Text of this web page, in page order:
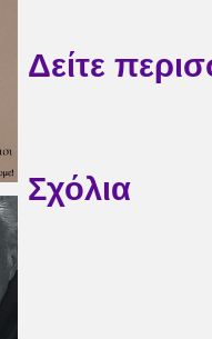
Δείτε
Σχόλια